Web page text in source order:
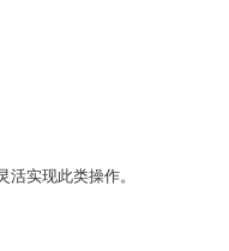
实现此类操作。